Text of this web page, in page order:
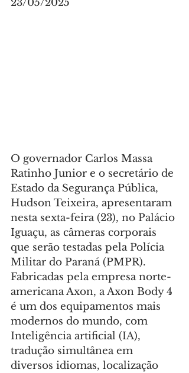
23/05/2025
O governador Carlos Massa
Ratinho Junior e o secretário de
Estado da Segurança Pública,
Hudson Teixeira, apresentaram
nesta sexta-feira (23), no Palácio
Iguaçu, as câmeras corporais
que serão testadas pela Polícia
Militar do Paraná (PMPR).
Fabricadas pela empresa norte-
americana Axon, a Axon Body 4
é um dos equipamentos mais
modernos do mundo, com
Inteligência artificial (IA),
tradução simultânea em
diversos idiomas, localização